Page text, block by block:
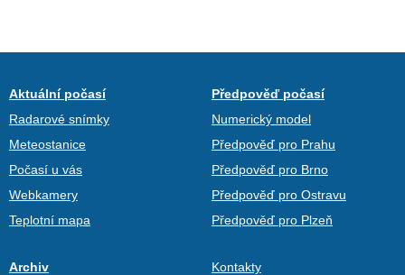
Aktuální počasí
Radarové snímky
Meteostanice
Počasí u vás
Webkamery
Teplotní mapa
Předpověď počasí
Numerický model
Předpověď pro Prahu
Předpověď pro Brno
Předpověď pro Ostravu
Předpověď pro Plzeň
Archiv
Kontakty